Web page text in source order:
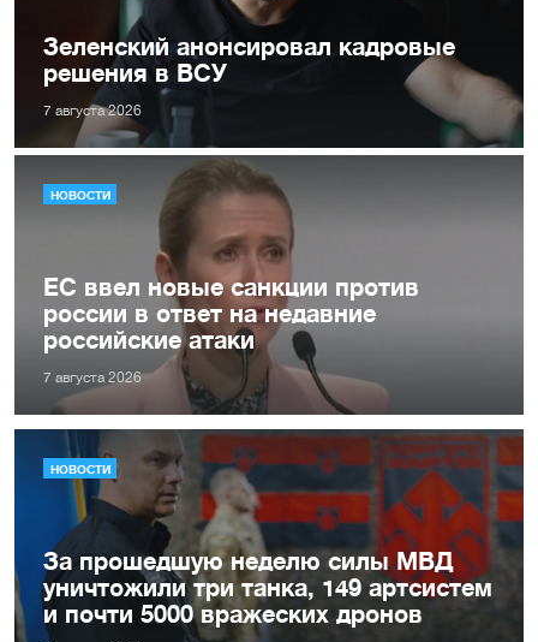
Зеленский анонсировал кадровые
решения в ВСУ
7 августа 2026
НОВОСТИ
ЕС ввел новые санкции против
россии в ответ на недавние
российские атаки
7 августа 2026
НОВОСТИ
За прошедшую неделю силы МВД
уничтожили три танка, 149 артсистем
и почти 5000 вражеских дронов